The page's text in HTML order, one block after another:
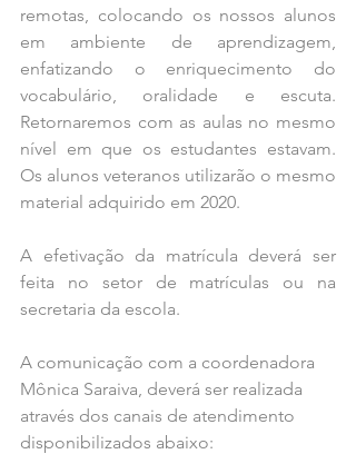
remotas, colocando os nossos alunos
em ambiente de aprendizagem,
enfatizando o enriquecimento do
vocabulário, oralidade e escuta.
Retornaremos com as aulas no mesmo
nível em que os estudantes estavam.
Os alunos veteranos utilizarão o mesmo
material adquirido em 2020.
A efetivação da matrícula deverá ser
feita no setor de matrículas ou na
secretaria da escola.
A comunicação com a coordenadora
Mônica Saraiva, deverá ser realizada
através dos canais de atendimento
disponibilizados abaixo: